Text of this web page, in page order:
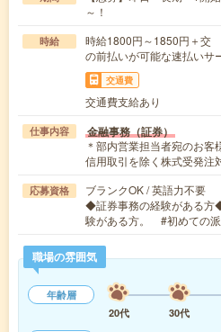
～！
時給
時給1800円～1850円＋
の前払いが可能な速払いサ
交通費
交通費支給あり
仕事内容 金融事務（証券）
＊部内営業担当者宛のお客
信用取引を除く株式受発
応募資格
ブランクOK / 英語力不要
◆証券事務の経験がある方
験がある方。 #初めての
職場の雰囲気
年齢層
20代
30代